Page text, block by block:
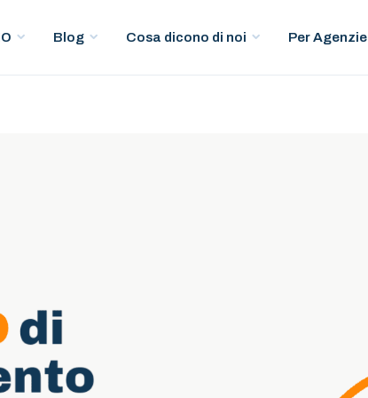
Blog Cosa dicono di noi Per Agenzie